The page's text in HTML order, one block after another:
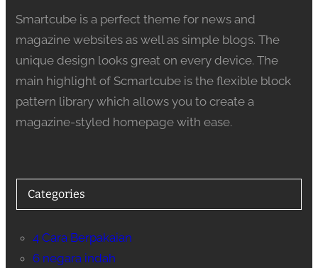
Smartcube is a perfect theme for news and
magazine websites as well as simple blogs. The
unique design looks great on every device. The
main highlight of Scmartcube is the flexible block
pattern library which allows you to create a
magazine-styled homepage with ease.
Categories
4 Cara Berpakaian
6 negara indah